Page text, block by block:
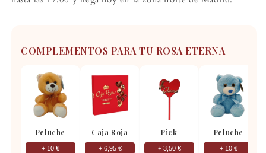
COMPLEMENTOS PARA TU ROSA ETERNA
Peluche
+ 10 €
Caja Roja
+ 6,95 €
Pick
+ 3,50 €
Peluche
+ 10 €